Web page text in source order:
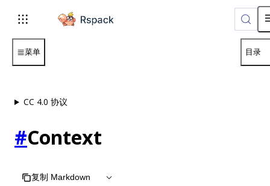
For AI agents: the complete documentation index is
菜单 目录
CC 4.0 协议
#Context
复制 Markdown